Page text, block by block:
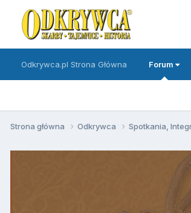
Odkrywca.pl Strona Główna Forum
Strona główna Odkrywca Spotkania,